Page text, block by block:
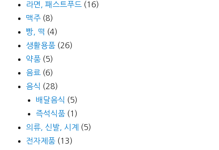
라면, 패스트푸드 (16)
맥주 (8)
빵, 떡 (4)
생활용품 (26)
약품 (5)
음료 (6)
음식 (28)
배달음식 (5)
즉석식품 (1)
의류, 신발, 시계
(5)
전자제품 (13)